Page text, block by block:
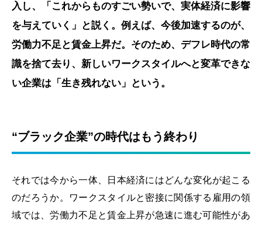
入し、「これからものすごい勢いで、実体経済に影響
を与えていく」と説く。例えば、今後加速するのが、
労働力不足と賃金上昇だ。そのため、デフレ時代の常
識を捨て去り、新しいワークスタイルへと変革できな
い企業は「生き残れない」という。
“ブラック企業”の時代はもう終わり
それでは今から一体、日本経済にはどんな変化が起こる
のだろうか。ワークスタイルと密接に関係する雇用の領
域では、労働力不足と賃金上昇が急速に進む可能性があ